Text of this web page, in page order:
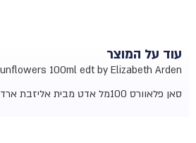
עוד על המוצר
Sunflowers 100ml edt by Elizabeth Arden
סאן פלאוורס 100מל אדט מבית אליזבת ארדן